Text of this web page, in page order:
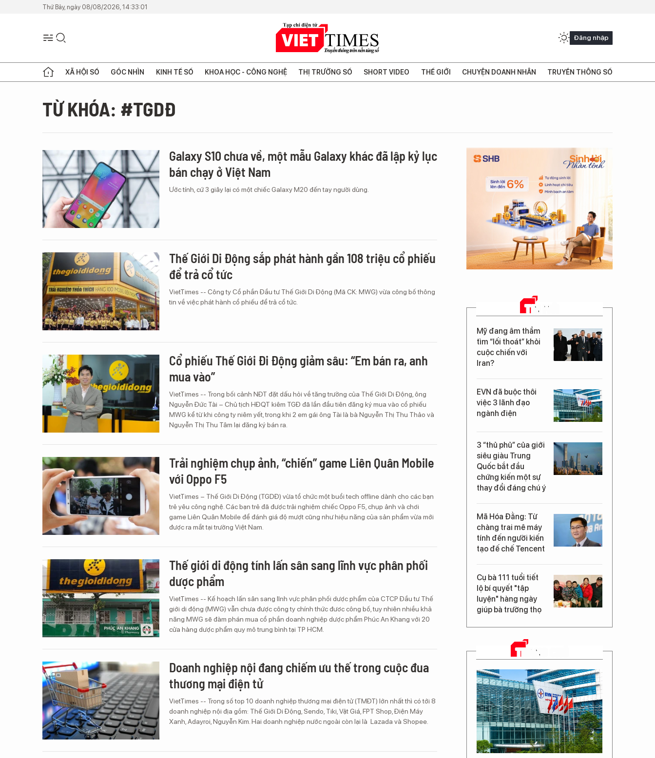
Thứ Bảy, ngày 08/08/2026, 14:33:01
Đăng nhập
XÃ HỘI SỐ GÓC NHÌN KINH TẾ SỐ KHOA HỌC - CÔNG NGHỆ THỊ TRƯỜNG SỐ SHORT VIDEO THẾ GIỚI CHUYỆN DOANH NHÂN TRUYỀN THÔNG SỐ
TỪ KHÓA: #TGDĐ
Galaxy S10 chưa về, một mẫu Galaxy khác đã lập kỷ lục
bán chạy ở Việt Nam
Ước tính, cứ 3 giây lại có một chiếc Galaxy M20 đến tay người dùng.
Thế Giới Di Động sắp phát hành gần 108 triệu cổ phiếu
để trả cổ tức
VietTimes -- Công ty Cổ phần Đầu tư Thế Giới Di Động (Mã CK: MWG) vừa công bố thông
tin về việc phát hành cổ phiếu để trả cổ tức.
Cổ phiếu Thế Giới Đi Động giảm sâu: “Em bán ra, anh
mua vào”
VietTimes -- Trong bối cảnh NĐT đặt dấu hỏi về tăng trưởng của Thế Giới Di Động, ông
Nguyễn Đức Tài – Chủ tịch HĐQT kiêm TGĐ đã lần đầu tiên đăng ký mua vào cổ phiếu
MWG kể từ khi công ty niêm yết, trong khi 2 em gái ông Tài là bà Nguyễn Thị Thu Thảo và
Nguyễn Thị Thu Tâm lại đăng ký bán ra.
Trải nghiệm chụp ảnh, “chiến” game Liên Quân Mobile
với Oppo F5
VietTimes – Thế Giới Di Động (TGDĐ) vừa tổ chức một buổi tech offline dành cho các bạn
trẻ yêu công nghệ. Các bạn trẻ đã được trải nghiệm chiếc Oppo F5, chụp ảnh và chơi
game Liên Quân Mobile để đánh giá độ mượt cũng như hiệu năng của sản phẩm vừa mới
được ra mắt tại trường Việt Nam.
Thế giới di động tính lấn sân sang lĩnh vực phân phối
dược phẩm
VietTimes -- Kế hoạch lấn sân sang lĩnh vực phân phối dược phẩm của CTCP Đầu tư Thế
giới di động (MWG) vẫn chưa được công ty chính thức đươc công bố, tuy nhiên nhiều khả
năng MWG sẽ đàm phán mua cổ phần doanh nghiệp dược phẩm Phúc An Khang với 20
cửa hàng dược phẩm quy mô trung bình tại TP HCM.
Doanh nghiệp nội đang chiếm ưu thế trong cuộc đua
thương mại điện tử
VietTimes -- Trong số top 10 doanh nghiệp thương mại điện tử (TMĐT) lớn nhất thì có tới 8
doanh nghiệp nội địa gồm: Thế Giới Di Động, Sendo, Tiki, Vật Giá, FPT Shop, Điện Máy
Xanh, Adayroi, Nguyễn Kim. Hai doanh nghiệp nước ngoài còn lại là Lazada và Shopee.
TIN MỚI
Mỹ đang âm thầm
tìm “lối thoát” khỏi
cuộc chiến với
Iran?
EVN đã buộc thôi
việc 3 lãnh đạo
ngành điện
3 “thủ phủ” của giới
siêu giàu Trung
Quốc bắt đầu
chứng kiến một sự
thay đổi đáng chú ý
Mã Hóa Đằng: Từ
chàng trai mê máy
tính đến người kiến
tạo đế chế Tencent
Cụ bà 111 tuổi tiết
lộ bí quyết "tập
luyện" hàng ngày
giúp bà trường thọ
TRANG CHỦ